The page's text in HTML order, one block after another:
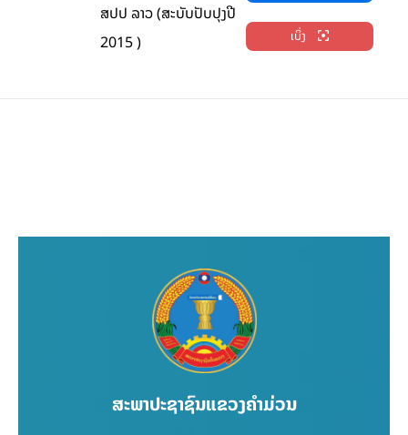
ສປປ ລາວ (ສະບັບປັບປຸງປີ
2015 )
ເບິ່ງ
ສະພາປະຊາຊົນແຂວງຄຳມ່ວນ